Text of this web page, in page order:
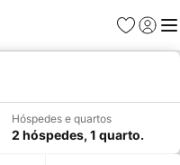
Favoritos
Iniciar
Hóspedes e quartos
2 hóspedes, 1 quarto.